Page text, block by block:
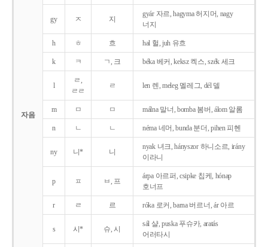
자음
gy ㅈ 지
gyár 자르, hagyma 허지머, nagy
너지
h ㅎ 흐 hal 헐, juh 유흐
k ㅋ ㄱ, 크 béka 베커, keksz 켁스, szék 세크
l
ㄹ,
ㄹㄹ
ㄹ len 렌, meleg 멜레그, dél 델
m ㅁ ㅁ málna 말너, bomba 봄버, álom 알롬
n ㄴ ㄴ néma 네머, bunda 분더, pihen 피헨
ny 니* 니
nyak 녀크, hányszor 하니소르, irány
이라니
p ㅍ ㅂ, 프
árpa 아르퍼, csipke 칩케, hónap
호너프
r ㄹ 르 róka 로커, barna 버르너, ár 아르
s 시* 슈, 시
sál 샬, puska 푸슈카, aratás
어러타시